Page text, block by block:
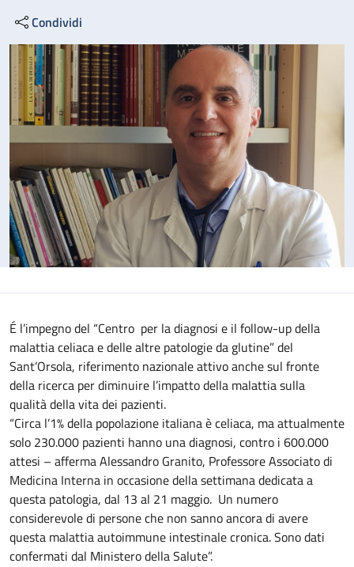
Condividi
É l’impegno del “Centro per la diagnosi e il follow-up della
malattia celiaca e delle altre patologie da glutine” del
Sant’Orsola, riferimento nazionale attivo anche sul fronte
della ricerca per diminuire l’impatto della malattia sulla
qualità della vita dei pazienti.
“Circa l’1% della popolazione italiana è celiaca, ma attualmente
solo 230.000 pazienti hanno una diagnosi, contro i 600.000
attesi – afferma Alessandro Granito, Professore Associato di
Medicina Interna in occasione della settimana dedicata a
questa patologia, dal 13 al 21 maggio. Un numero
considerevole di persone che non sanno ancora di avere
questa malattia autoimmune intestinale cronica. Sono dati
confermati dal Ministero della Salute”.